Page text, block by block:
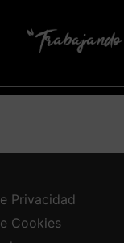
Privacidad
Cookies